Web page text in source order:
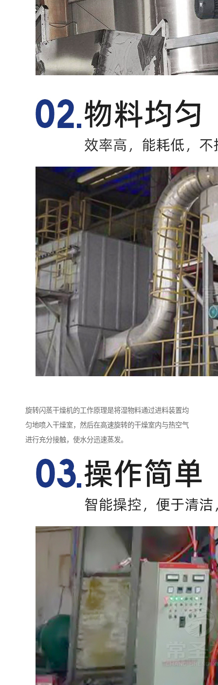
旋转闪蒸干燥机的工作原理是将湿物料通过进料装置均
匀地喷入干燥室，然后在高速旋转的干燥室内与热空气
进行充分接触，使水分迅速蒸发。